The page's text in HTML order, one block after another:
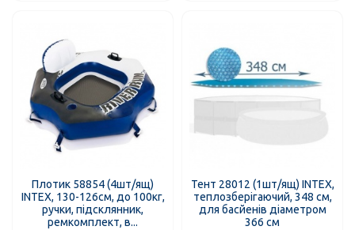
Плотик 58854 (4шт/ящ)
INTEX, 130-126см, до 100кг,
ручки, підсклянник,
ремкомплект, в...
Тент 28012 (1шт/ящ) INTEX,
теплозберігаючий, 348 см,
для басйенів діаметром
366 см